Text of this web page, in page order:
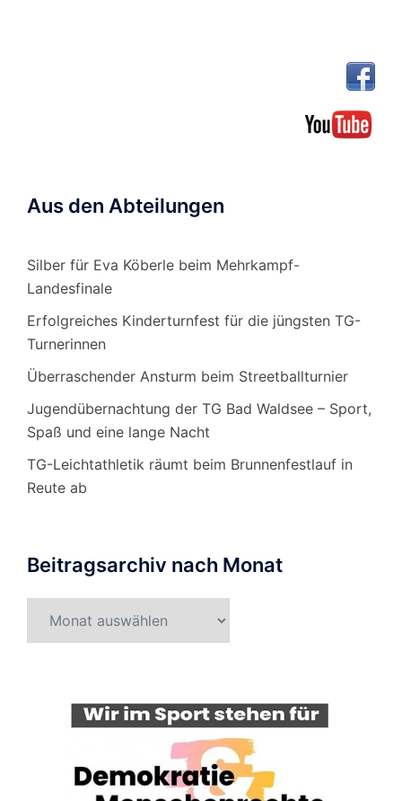
Aus den Abteilungen
Silber für Eva Köberle beim Mehrkampf-
Landesfinale
Erfolgreiches Kinderturnfest für die jüngsten TG-
Turnerinnen
Überraschender Ansturm beim Streetballturnier
Jugendübernachtung der TG Bad Waldsee – Sport,
Spaß und eine lange Nacht
TG-Leichtathletik räumt beim Brunnenfestlauf in
Reute ab
Beitragsarchiv nach Monat